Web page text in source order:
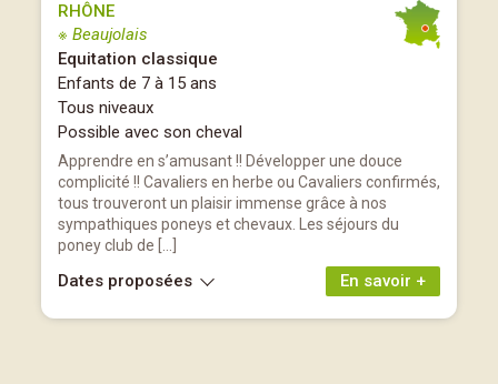
RHÔNE
※ Beaujolais
Equitation classique
Enfants de 7 à 15 ans
Tous niveaux
Possible avec son cheval
Apprendre en s’amusant !! Développer une douce
complicité !! Cavaliers en herbe ou Cavaliers confirmés,
tous trouveront un plaisir immense grâce à nos
sympathiques poneys et chevaux. Les séjours du
poney club de […]
En savoir +
Dates proposées